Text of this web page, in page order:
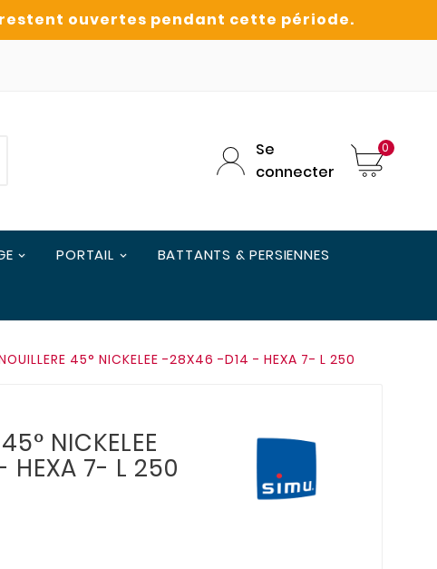
Se
connecter
0
PORTAIL BATTANTS & PERSIENNES
45° NICKELEE -28X46 -D14 - HEXA 7- L 250
NICKELEE
7- L 250